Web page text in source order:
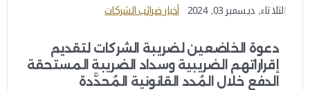
الثلاثاء, ديسمبر 03, 2024 أخبار ضرائب الشركات
دعوة الخاضعين لضريبة الشركات لتقديم
إقراراتهم الضريبية وسداد الضريبة المستحقة
الدفع خلال المُدد القانونية المُحدَّدة